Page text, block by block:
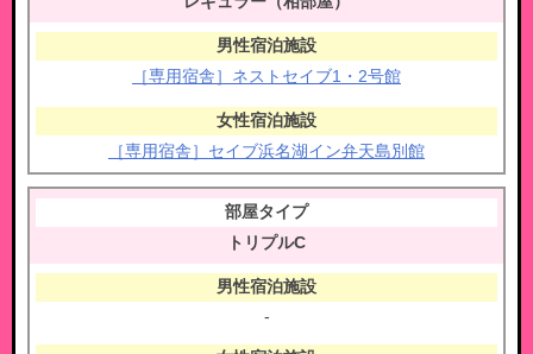
［専用宿舎］ネストセイブ1・2号館
［専用宿舎］セイブ浜名湖イン弁天島別館
トリプルC
-